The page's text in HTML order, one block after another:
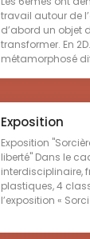
travail autour de
d’abord un objet
transformer. En
métamorphosé
Exposition
Exposition
liberté" Dans le
interdisciplinaire,
plastiques, 4
l’exposition «